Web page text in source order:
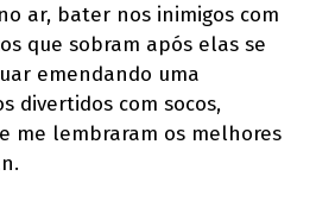
ar, bater nos inimigos com
que sobram após elas se
emendando uma
divertidos com socos,
me lembraram os melhores